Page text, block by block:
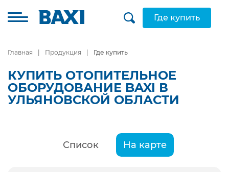
Где купить
Главная Продукция Где купить
КУПИТЬ ОТОПИТЕЛЬНОЕ
ОБОРУДОВАНИЕ BAXI В
УЛЬЯНОВСКОЙ ОБЛАСТИ
Список На карте